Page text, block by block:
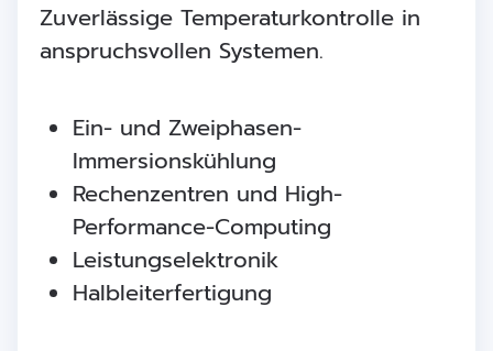
Zuverlässige Temperaturkontrolle in
anspruchsvollen Systemen.
Ein- und Zweiphasen-
Immersionskühlung
Rechenzentren und High-
Performance-Computing
Leistungselektronik
Halbleiterfertigung